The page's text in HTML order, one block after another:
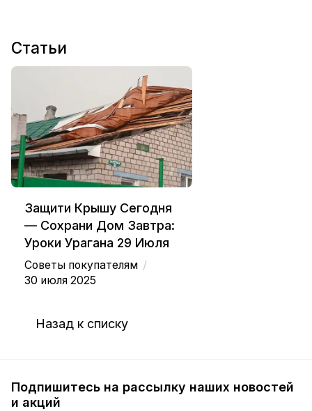
Статьи
Защити Крышу Сегодня
— Сохрани Дом Завтра:
Уроки Урагана 29 Июля
Советы покупателям /
30 июля 2025
Назад к списку
Подпишитесь на рассылку наших новостей
и акций